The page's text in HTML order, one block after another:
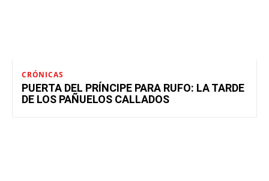
CRÓNICAS
PUERTA DEL PRÍNCIPE PARA RUFO: LA TARDE
DE LOS PAÑUELOS CALLADOS